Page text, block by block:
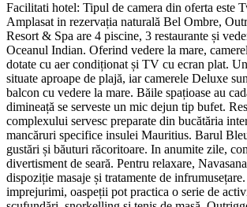
Facilitati hotel: Tipul de camera din oferta este
Amplasat in rezervația naturală Bel Ombre,
Resort & Spa are 4 piscine, 3 restaurante și
Oceanul Indian. Oferind vedere la mare,
dotate cu aer condiționat și TV cu ecran plat.
situate aproape de plajă, iar camerele Deluxe
balcon cu vedere la mare. Băile spațioase au
dimineață se serveste un mic dejun tip bufet.
complexului servesc preparate din bucătăria
mancăruri specifice insulei Mauritius. Barul
gustări și băuturi răcoritoare. In anumite zile,
divertisment de seară. Pentru relaxare,
dispoziție masaje și tratamente de
imprejurimi, oaspeții pot practica o serie de